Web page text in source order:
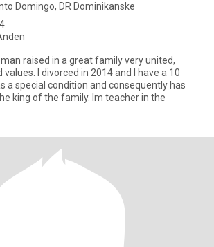
Domingo, DR Dominikanske
raised in a great family very united,
and I have a 10
a special condition and consequently has
autism a and he is the king of the family. Im teacher in the